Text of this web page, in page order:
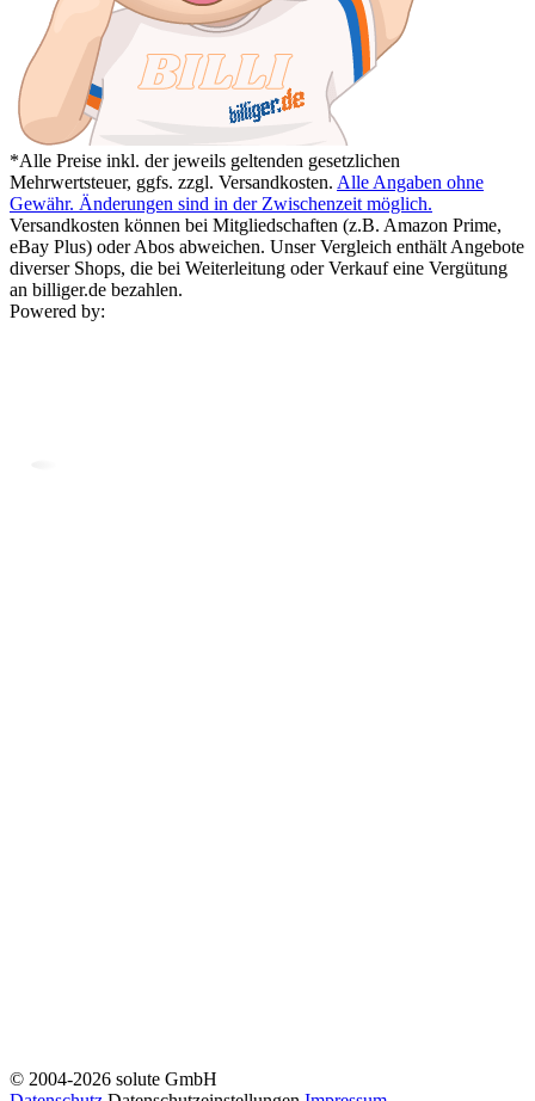
*Alle Preise inkl. der jeweils geltenden gesetzlichen
Mehrwertsteuer, ggfs. zzgl. Versandkosten. Alle Angaben ohne
Gewähr. Änderungen sind in der Zwischenzeit möglich.
Versandkosten können bei Mitgliedschaften (z.B. Amazon Prime,
eBay Plus) oder Abos abweichen. Unser Vergleich enthält Angebote
diverser Shops, die bei Weiterleitung oder Verkauf eine Vergütung
an billiger.de bezahlen.
Powered by:
© 2004-2026 solute GmbH